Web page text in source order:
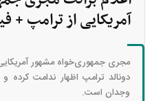
آمریکایی از ترامپ +
مجری جمهوری‌خواه مشهور
دونالد ترامپ اظهار ندامت
وجدان است.